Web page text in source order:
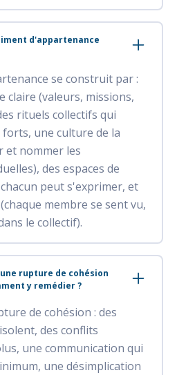
d'appartenance
se construit par :
claire (valeurs, missions,
rituels collectifs qui
une culture de la
et nommer les
des espaces de
peut s'exprimer, et
membre se sent vu,
le collectif).
rupture de cohésion
y remédier ?
de cohésion : des
des conflits
une communication qui
une désimplication